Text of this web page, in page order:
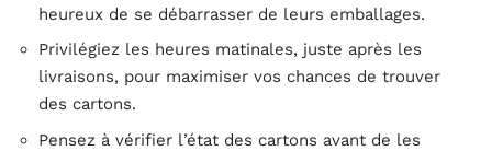
heureux de se débarrasser de leurs emballages.
Privilégiez les heures matinales, juste après les
livraisons, pour maximiser vos chances de trouver
des cartons.
Pensez à vérifier l’état des cartons avant de les